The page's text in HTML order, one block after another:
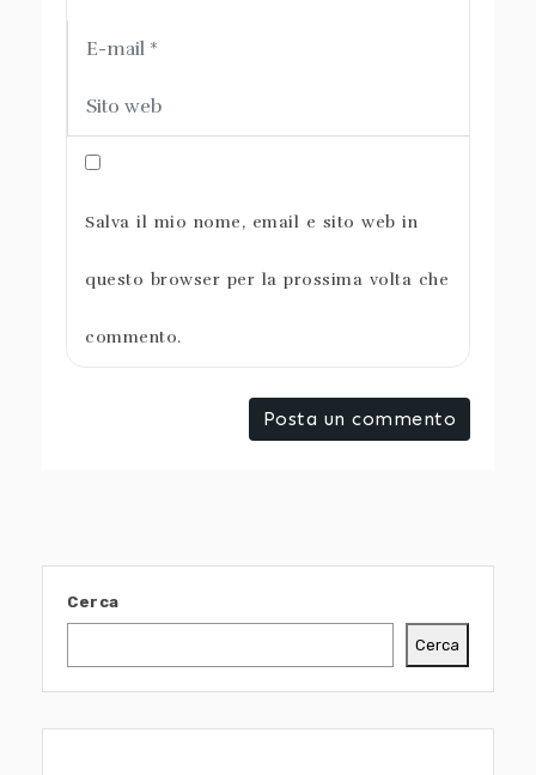
Salva il mio nome, email e sito web in
questo browser per la prossima volta che
commento.
Cerca
Cerca